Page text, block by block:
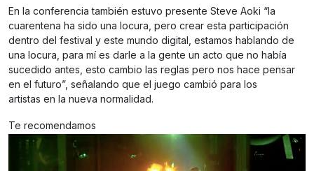
En la conferencia también estuvo presente Steve Aoki “la
cuarentena ha sido una locura, pero crear esta participación
dentro del festival y este mundo digital, estamos hablando de
una locura, para mí es darle a la gente un acto que no había
sucedido antes, esto cambio las reglas pero nos hace pensar
en el futuro”, señalando que el juego cambió para los
artistas en la nueva normalidad.
Te recomendamos